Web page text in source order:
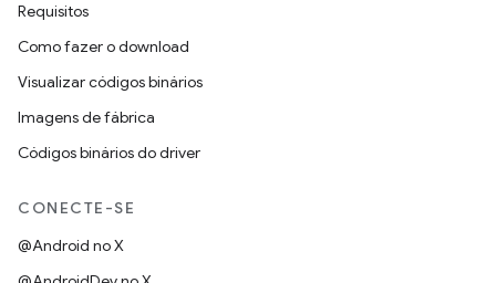
Requisitos
Como fazer o download
Visualizar códigos binários
Imagens de fábrica
Códigos binários do driver
CONECTE-SE
@Android no X